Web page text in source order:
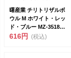
曙産業 チリトリザルボ
ウル M ホワイト・レッ
ド・ブルー MZ-3518-
20 &l...
616円 (税込)